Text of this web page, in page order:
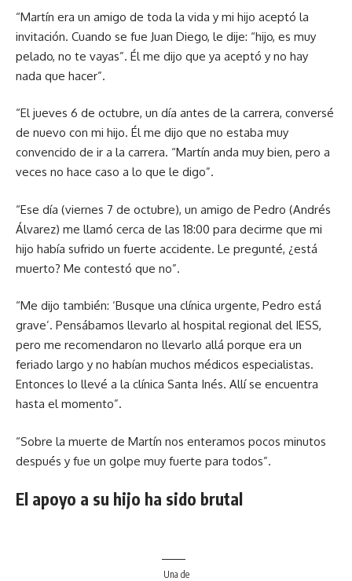
“Martín era un amigo de toda la vida y mi hijo aceptó la
invitación. Cuando se fue Juan Diego, le dije: “hijo, es muy
pelado, no te vayas”. Él me dijo que ya aceptó y no hay
nada que hacer”.
“El jueves 6 de octubre, un día antes de la carrera, conversé
de nuevo con mi hijo. Él me dijo que no estaba muy
convencido de ir a la carrera. “Martín anda muy bien, pero a
veces no hace caso a lo que le digo”.
“Ese día (viernes 7 de octubre), un amigo de Pedro (Andrés
Álvarez) me llamó cerca de las 18:00 para decirme que mi
hijo había sufrido un fuerte accidente. Le pregunté, ¿está
muerto? Me contestó que no”.
“Me dijo también: ‘Busque una clínica urgente, Pedro está
grave’. Pensábamos llevarlo al hospital regional del IESS,
pero me recomendaron no llevarlo allá porque era un
feriado largo y no habían muchos médicos especialistas.
Entonces lo llevé a la clínica Santa Inés. Allí se encuentra
hasta el momento”.
“Sobre la muerte de Martín nos enteramos pocos minutos
después y fue un golpe muy fuerte para todos”.
El apoyo a su hijo ha sido brutal
Una de